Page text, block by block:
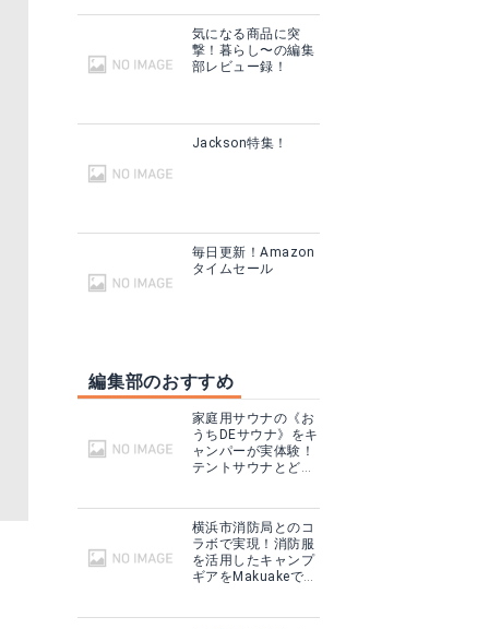
気になる商品に突
撃！暮らし〜の編集
部レビュー録！
Jackson特集！
毎日更新！Amazon
タイムセール
編集部のおすすめ
家庭用サウナの《お
うちDEサウナ》をキ
ャンパーが実体験！
テントサウナとどこ
横浜市消防局とのコ
ラボで実現！消防服
を活用したキャンプ
ギアをMakuakeで予